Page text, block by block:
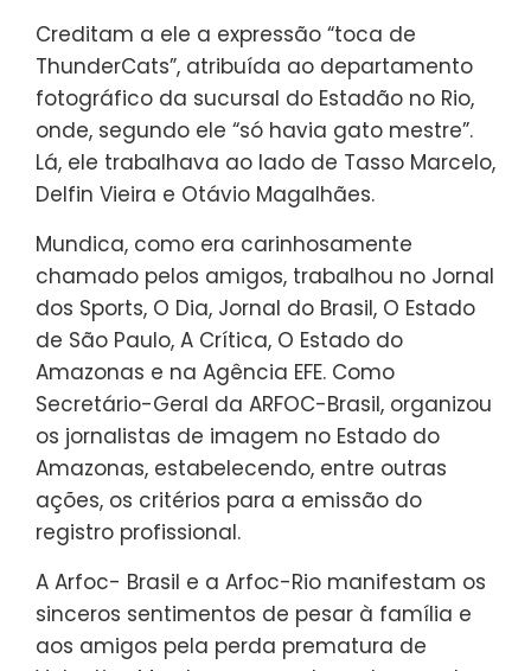
Creditam a ele a expressão “toca de
ThunderCats”, atribuída ao departamento
fotográfico da sucursal do Estadão no Rio,
onde, segundo ele “só havia gato mestre”.
Lá, ele trabalhava ao lado de Tasso Marcelo,
Delfin Vieira e Otávio Magalhães.
Mundica, como era carinhosamente
chamado pelos amigos, trabalhou no Jornal
dos Sports, O Dia, Jornal do Brasil, O Estado
de São Paulo, A Crítica, O Estado do
Amazonas e na Agência EFE. Como
Secretário-Geral da ARFOC-Brasil, organizou
os jornalistas de imagem no Estado do
Amazonas, estabelecendo, entre outras
ações, os critérios para a emissão do
registro profissional.
A Arfoc- Brasil e a Arfoc-Rio manifestam os
sinceros sentimentos de pesar à família e
aos amigos pela perda prematura de